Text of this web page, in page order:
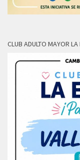
CLUB ADULTO MAYOR